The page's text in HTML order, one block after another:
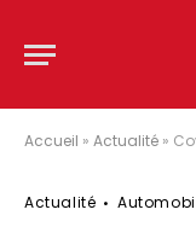
Accueil » Actualité »
Actualité